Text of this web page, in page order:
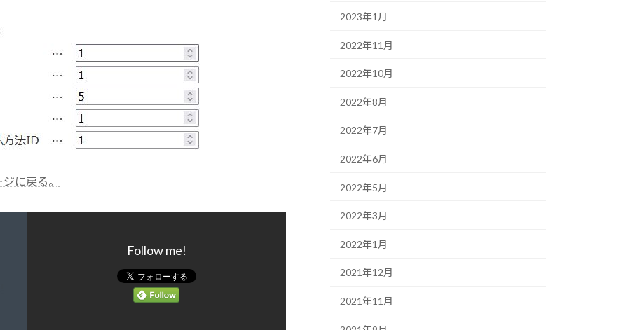
に戻る。
Follow me!
2023年1月
2022年11月
2022年10月
2022年8月
2022年7月
2022年6月
2022年5月
2022年3月
2022年1月
2021年12月
2021年11月